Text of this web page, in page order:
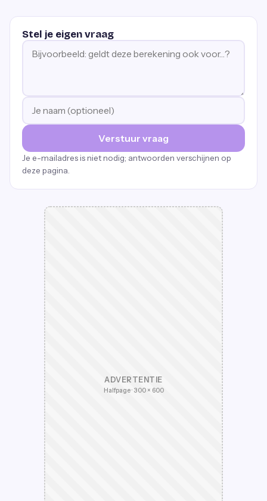
Stel je eigen vraag
Verstuur vraag
Je e-mailadres is niet nodig; antwoorden verschijnen op
deze pagina.
ADVERTENTIE
Halfpage · 300 × 600